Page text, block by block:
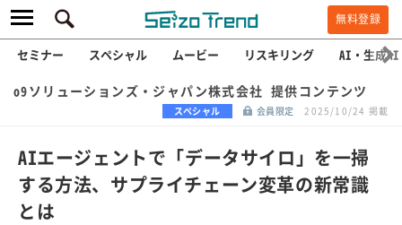
無料登録
セミナー スペシャル ムービー リスキリング AI・生成AI
o9ソリューションズ・ジャパン株式会社 提供コンテンツ
スペシャル 会員限定 2025/10/24 掲載
AIエージェントで「データサイロ」を一掃
する方法、サプライチェーン変革の新常識
とは